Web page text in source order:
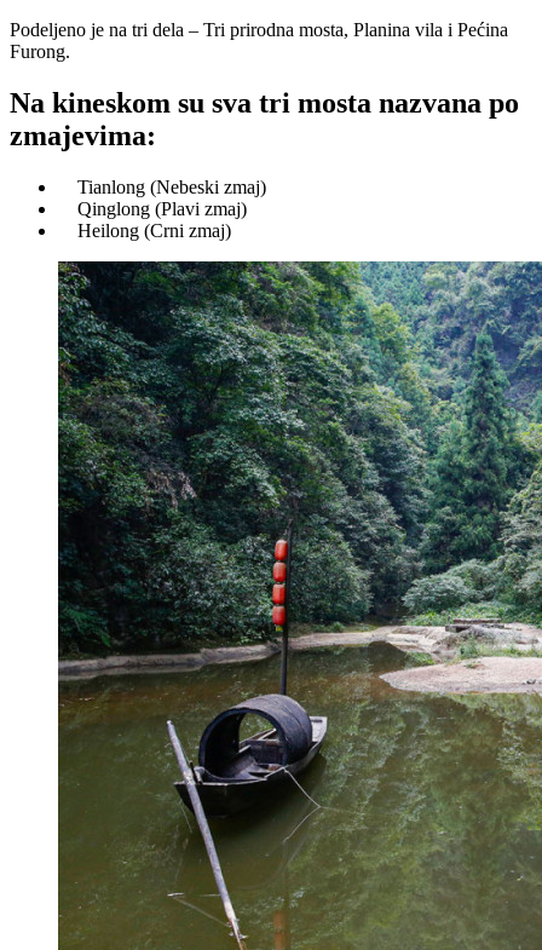
Podeljeno je na tri dela – Tri prirodna mosta, Planina vila i Pećina
Furong.
Na kineskom su sva tri mosta nazvana po
zmajevima:
Tianlong (Nebeski zmaj)
Qinglong (Plavi zmaj)
Heilong (Crni zmaj)